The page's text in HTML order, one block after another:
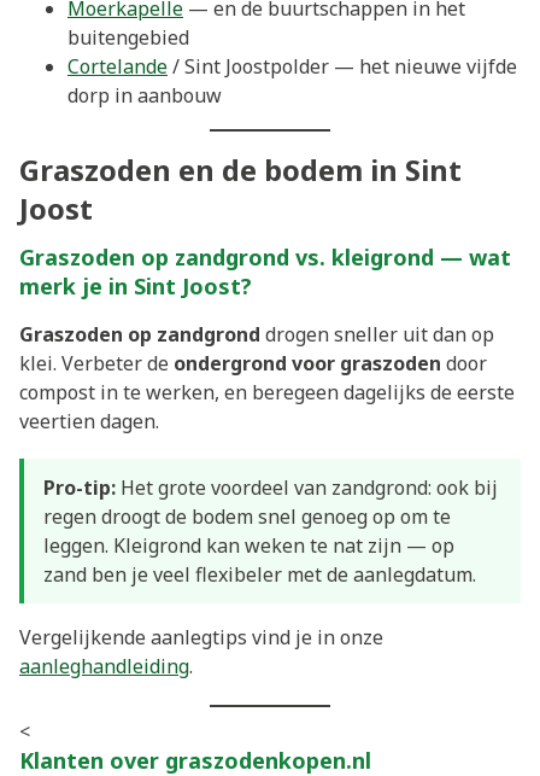
Moerkapelle — en de buurtschappen in het
buitengebied
Cortelande/ Sint Joostpolder — het nieuwe vijfde
dorp in aanbouw
Graszoden en de bodem in Sint
Joost
Graszoden op zandgrond vs. kleigrond — wat
merk je in Sint Joost?
Graszoden op zandgrond drogen sneller uit dan op
klei. Verbeter de ondergrond voor graszoden door
compost in te werken, en beregeen dagelijks de eerste
veertien dagen.
Pro-tip: Het grote voordeel van zandgrond: ook bij
regen droogt de bodem snel genoeg op om te
leggen. Kleigrond kan weken te nat zijn — op
zand ben je veel flexibeler met de aanlegdatum.
Vergelijkende aanlegtips vind je in onze
aanleghandleiding.
<
Klanten over graszodenkopen.nl